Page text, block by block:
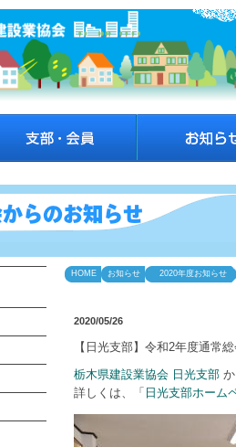
HOME お知らせ 2020年度お知らせ
2020/05/26
【日光支部】令和2年度通常
栃木県建設業協会 日光支部
詳しくは、「 日光支部ホーム